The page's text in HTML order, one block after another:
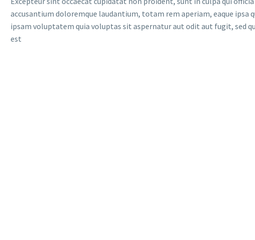
accusantium doloremque laudantium, totam rem aperiam, eaque
ipsam voluptatem quia voluptas sit aspernatur aut odit aut fugit, sed
est